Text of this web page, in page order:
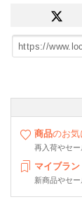
商品のお
再入荷やセ
マイブラン
新商品やセ